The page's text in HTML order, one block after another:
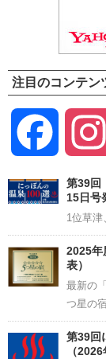
注目のコンテン
第39回
15日号
1位草津
2025年
表）
最新の
つ星の
第39回
（